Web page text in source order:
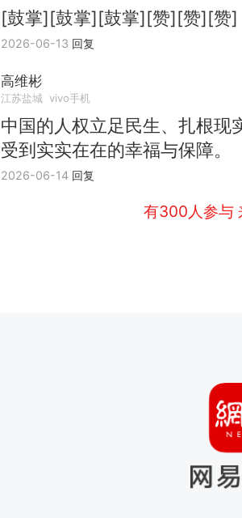
[鼓掌][鼓掌][鼓掌][赞][赞][赞]
2026-06-13 回复
高维彬
江苏盐城 vivo手机
中国的人权立足民生、扎根现
受到实实在在的幸福与保障。
2026-06-14 回复
有300人参与